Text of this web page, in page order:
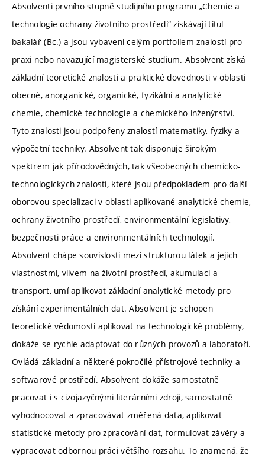
Absolventi prvního stupně studijního programu „Chemie a
technologie ochrany životního prostředí“ získávají titul
bakalář (Bc.) a jsou vybaveni celým portfoliem znalostí pro
praxi nebo navazující magisterské studium. Absolvent získá
základní teoretické znalosti a praktické dovednosti v oblasti
obecné, anorganické, organické, fyzikální a analytické
chemie, chemické technologie a chemického inženýrství.
Tyto znalosti jsou podpořeny znalostí matematiky, fyziky a
výpočetní techniky. Absolvent tak disponuje širokým
spektrem jak přírodovědných, tak všeobecných chemicko-
technologických znalostí, které jsou předpokladem pro další
oborovou specializaci v oblasti aplikované analytické chemie,
ochrany životního prostředí, environmentální legislativy,
bezpečnosti práce a environmentálních technologií.
Absolvent chápe souvislosti mezi strukturou látek a jejich
vlastnostmi, vlivem na životní prostředí, akumulaci a
transport, umí aplikovat základní analytické metody pro
získání experimentálních dat. Absolvent je schopen
teoretické vědomosti aplikovat na technologické problémy,
dokáže se rychle adaptovat do různých provozů a laboratoří.
Ovládá základní a některé pokročilé přístrojové techniky a
softwarové prostředí. Absolvent dokáže samostatně
pracovat i s cizojazyčnými literárními zdroji, samostatně
vyhodnocovat a zpracovávat změřená data, aplikovat
statistické metody pro zpracování dat, formulovat závěry a
vypracovat odbornou práci většího rozsahu. To znamená, že